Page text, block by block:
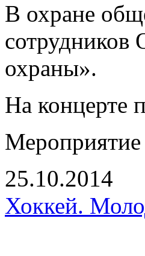
В охране
охраны».
На концерте
25.10.2014
Хоккей.